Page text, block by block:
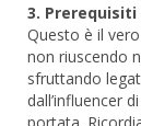
3.
Questo è il
non riuscendo
sfruttando
dall’influencer